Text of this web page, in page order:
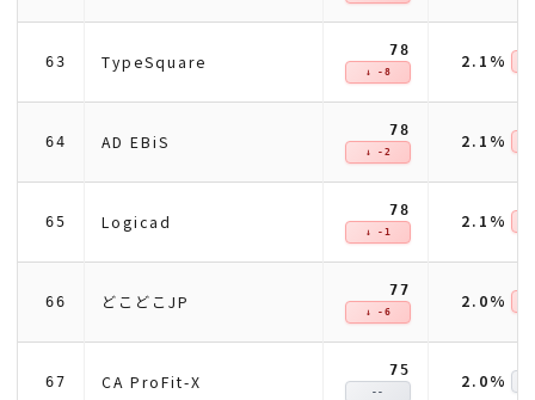
63 TypeSquare
78
↓ -8 2.1%
64 AD EBiS
78
↓ -2 2.1%
65 Logicad
78
↓ -1 2.1%
66 どこどこJP
77
↓ -6 2.0%
67 CA ProFit-X
75
-- 2.0%